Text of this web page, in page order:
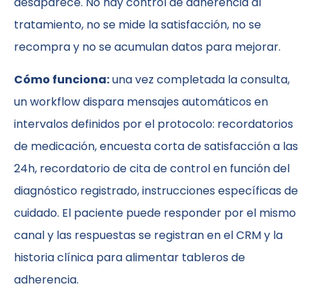
tratamiento, no se mide la satisfacción, no se
recompra y no se acumulan datos para mejorar.
Cómo funciona:una vez completada la consulta,
un workflow dispara mensajes automáticos en
intervalos definidos por el protocolo: recordatorios
de medicación, encuesta corta de satisfacción a las
24h, recordatorio de cita de control en función del
diagnóstico registrado, instrucciones específicas de
cuidado. El paciente puede responder por el mismo
canal y las respuestas se registran en el CRM y la
historia clínica para alimentar tableros de
adherencia.